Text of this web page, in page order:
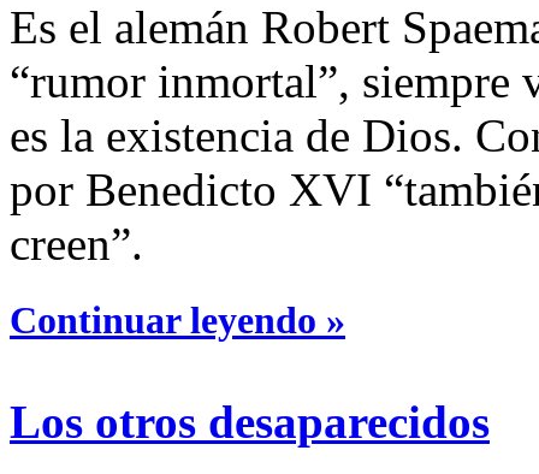
Es el alemán Robert
“rumor inmortal”, siempre
es la existencia de Dios.
por Benedicto XVI
creen”.
Continuar leyendo »
Los otros desaparecidos